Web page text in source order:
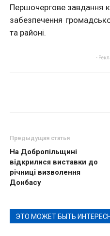
Першочергове завдання
забезпечення
та районі.
-
Предыдущая статья
На Добропільщині
відкрилися виставки до
річниці визволення
Донбасу
ЭТО МОЖЕТ БЫТЬ